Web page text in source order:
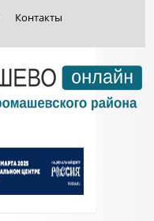
Контакты